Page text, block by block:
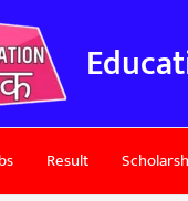
Result